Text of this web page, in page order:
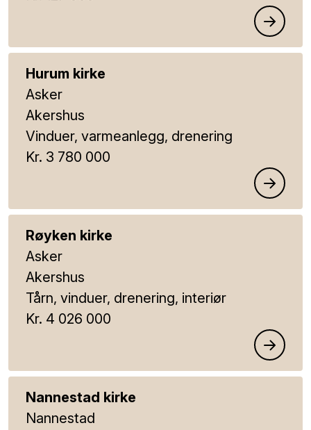
Hurum kirke
Asker
Akershus
Vinduer, varmeanlegg, drenering
Kr. 3 780 000
Røyken kirke
Asker
Akershus
Tårn, vinduer, drenering, interiør
Kr. 4 026 000
Nannestad kirke
Nannestad